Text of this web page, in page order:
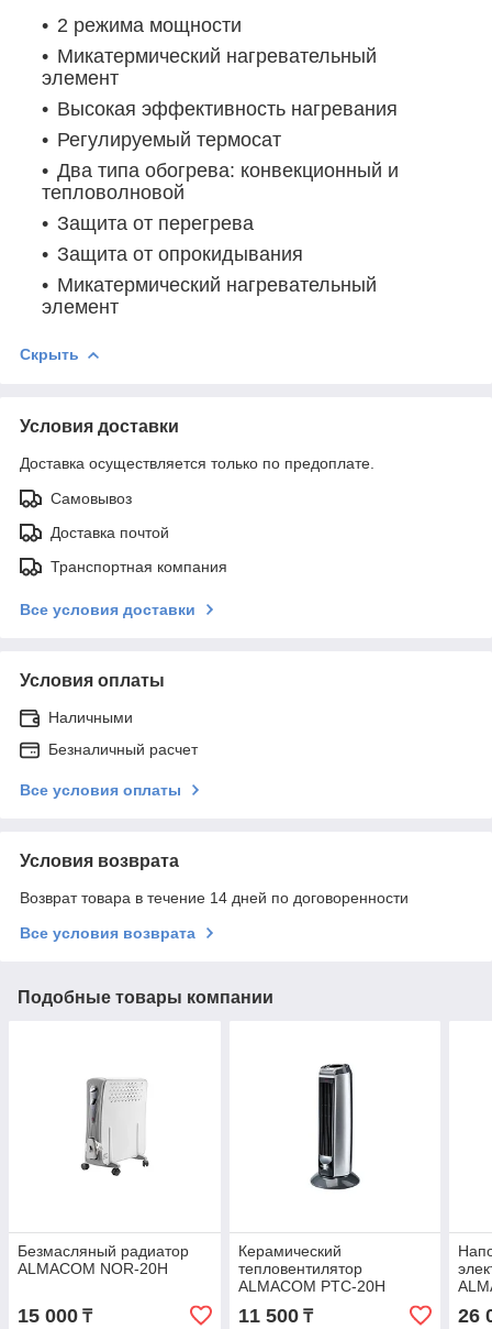
2 режима мощности
Микатермический нагревательный
элемент
Высокая эффективность нагревания
Регулируемый термосат
Два типа обогрева: конвекционный и
тепловолновой
Защита от перегрева
Защита от опрокидывания
Микатермический нагревательный
элемент
Скрыть
Условия доставки
Доставка осуществляется только по предоплате.
Самовывоз
Доставка почтой
Транспортная компания
Все условия доставки
Условия оплаты
Наличными
Безналичный расчет
Все условия оплаты
Условия возврата
Возврат товара в течение 14 дней по договоренности
Все условия возврата
Подобные товары компании
Безмасляный радиатор
ALMACOM NOR-20H
15 000 ₸
Керамический
тепловентилятор
ALMACOM PTC-20H
11 500₸ 26